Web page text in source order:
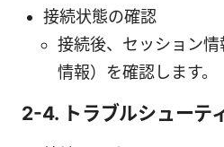
接続状態の確認
接続後、セッション
情報）を確認します。
2-4. トラブルシューテ